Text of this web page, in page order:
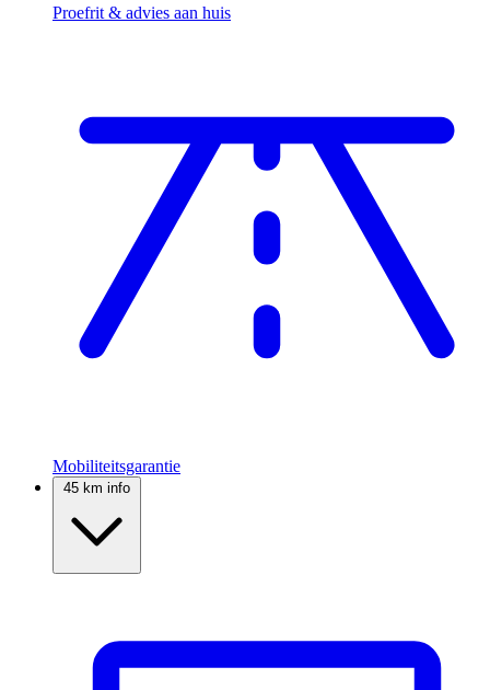
Proefrit & advies aan huis
Mobiliteitsgarantie
45 km info